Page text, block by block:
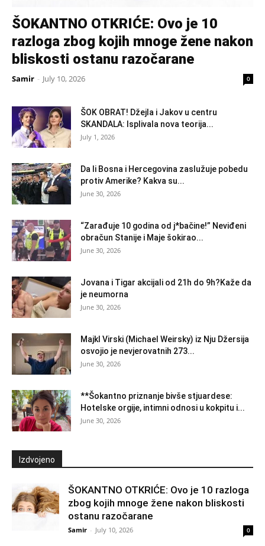
ŠOKANTNO OTKRIĆE: Ovo je 10
razloga zbog kojih mnoge žene nakon
bliskosti ostanu razočarane
Samir - July 10, 2026 0
ŠOK OBRAT! Džejla i Jakov u centru
SKANDALA: Isplivala nova teorija...
July 1, 2026
Da li Bosna i Hercegovina zaslužuje pobedu
protiv Amerike? Kakva su...
June 30, 2026
“Zarađuje 10 godina od j*bačine!” Neviđeni
obračun Stanije i Maje šokirao...
June 30, 2026
Jovana i Tigar akcijali od 21h do 9h?Kaže da
je neumorna
June 30, 2026
Majkl Virski (Michael Weirsky) iz Nju Džersija
osvojio je nevjerovatnih 273...
June 30, 2026
**Šokantno priznanje bivše stjuardese:
Hotelske orgije, intimni odnosi u kokpitu i...
June 30, 2026
Izdvojeno
ŠOKANTNO OTKRIĆE: Ovo je 10 razloga
zbog kojih mnoge žene nakon bliskosti
ostanu razočarane
Samir - July 10, 2026 0